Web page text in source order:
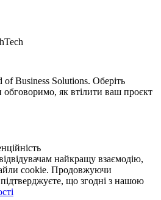
Business Solutions. Оберіть
обговоримо, як втілити ваш проєкт
найкращу взаємодію,
cookie. Продовжуючи
що згодні з нашою